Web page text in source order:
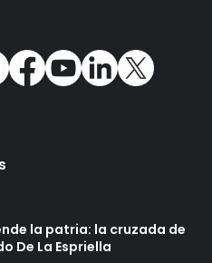
la patria: la cruzada de
De La Espriella